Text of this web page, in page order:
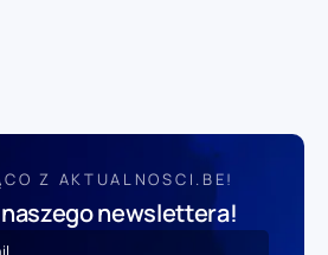
Z AKTUALNOSCI.BE!
newslettera!